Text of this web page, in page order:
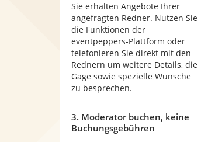
Sie erhalten Angebote Ihrer
angefragten Redner. Nutzen Sie
die Funktionen der
eventpeppers-Plattform oder
telefonieren Sie direkt mit den
Rednern um weitere Details, die
Gage sowie spezielle Wünsche
zu besprechen.
3. Moderator buchen, keine
Buchungsgebühren